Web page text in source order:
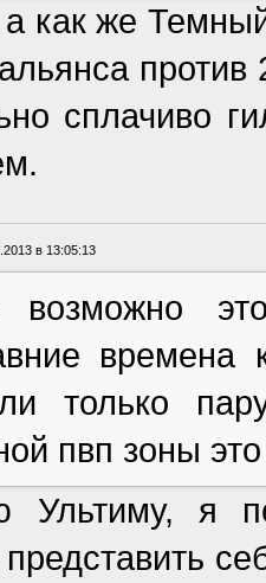
как же
сплачиво
в 13:05:13
возможно
времена
только
пвп зоны
Ультиму, я